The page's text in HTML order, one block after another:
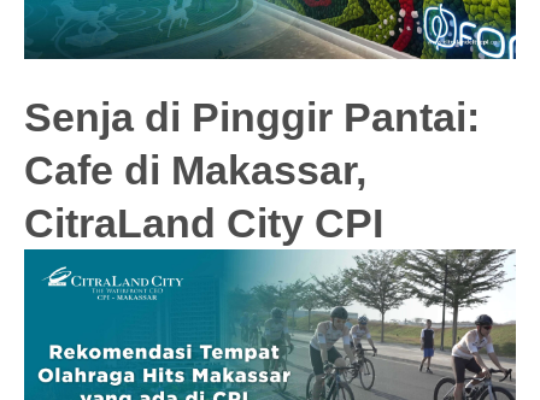
Senja di Pinggir Pantai:
Cafe di Makassar,
CitraLand City CPI